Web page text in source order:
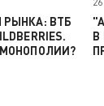
ВТБ
В